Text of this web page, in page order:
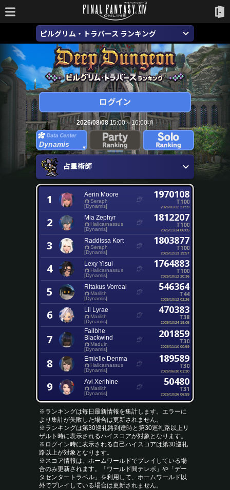
ピルグリム・トラバース ランキング
2026/08/0815:00～16:00頃
Dynamis
占星術師
1 Aerin Moore
Seraph
[Dynamis]
1970108
T100
2026/01/12 21:59
2 Mia Zephyr
Halicarnassus
[Dynamis]
1812207
T100
2025/11/14 06:05
3 Raddissa Kort
Seraph
[Dynamis]
1803877
T100
2025/12/13 19:57
4 Lexy Yisui
Halicarnassus
[Dynamis]
1764883
T100
2025/10/12 20:36
5 Ritakus Vorreal
Marilith
[Dynamis]
546364
T44
2025/10/12 02:26
6 Lil Lyrae
Marilith
[Dynamis]
470383
T38
2025/10/24 19:05
7
Failbhe
Blackwind
Maduin
[Dynamis]
201859
T30
2025/11/10 00:59
8 Emielle Denma
Halicarnassus
[Dynamis]
189589
T30
2026/06/30 01:30
9 Avi Xerlhine
Marilith
[Dynamis]
50480
T31
2025/10/26 06:59
※ランキングは毎日最新情報を集計します。エラーに
より集計が失敗した場合は更新されません。
※ランキングは第30巡礼路到達時と第30巡礼路以上リ
ザルト時に表示されるハイスコアが対象となります。
※ログイン時に表示される自己ハイスコアは第30巡礼
路以上が対象となります。
※スコア情報は、ホームワールドでプレイしている場
合のみ更新されます。「ワールド間テレポ」や「デー
タセンタートラベル」を利用して、ホームワールド以
外でプレイしている場合は更新されません。